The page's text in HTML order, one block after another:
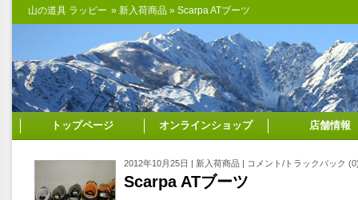
山の道具 ラッピー » 新入荷商品 » Scarpa ATブーツ
トップページ オンラインショップ 店舗情報
2012年10月25日 | 新入荷商品 | コメント/トラックバック
Scarpa ATブーツ